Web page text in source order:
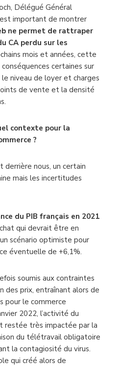
Délégué Général
est important de montrer
ne permet de rattraper
CA perdu sur les
mois et années, cette
certaines sur
niveau de loyer et charges
de vente et la densité
contexte pour la
?
derrière nous, un certain
mais les incertitudes
du PIB français en 2021
qui devrait être en
un scénario optimiste pour
éventuelle de +6,1%.
soumis aux contraintes
des prix, entraînant alors de
pour le commerce
2022, l’activité du
restée très impactée par la
du télétravail obligatoire
la contagiosité du virus.
qui créé alors de